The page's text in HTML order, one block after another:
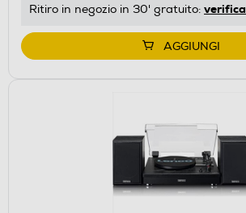
Ritiro in negozio in 30' gratuito: verifica
AGGIUNGI